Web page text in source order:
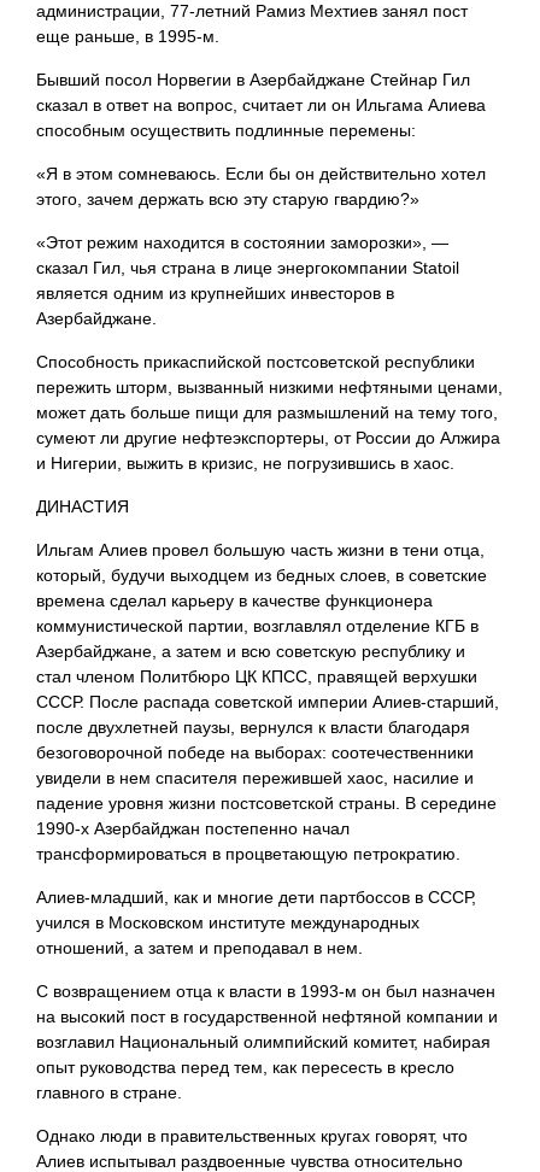
администрации, 77-летний Рамиз Мехтиев занял пост
еще раньше, в 1995-м.
Бывший посол Норвегии в Азербайджане Стейнар Гил
сказал в ответ на вопрос, считает ли он Ильгама Алиева
способным осуществить подлинные перемены:
«Я в этом сомневаюсь. Если бы он действительно хотел
этого, зачем держать всю эту старую гвардию?»
«Этот режим находится в состоянии заморозки», —
сказал Гил, чья страна в лице энергокомпании Statoil
является одним из крупнейших инвесторов в
Азербайджане.
Способность прикаспийской постсоветской республики
пережить шторм, вызванный низкими нефтяными ценами,
может дать больше пищи для размышлений на тему того,
сумеют ли другие нефтеэкспортеры, от России до Алжира
и Нигерии, выжить в кризис, не погрузившись в хаос.
ДИНАСТИЯ
Ильгам Алиев провел большую часть жизни в тени отца,
который, будучи выходцем из бедных слоев, в советские
времена сделал карьеру в качестве функционера
коммунистической партии, возглавлял отделение КГБ в
Азербайджане, а затем и всю советскую республику и
стал членом Политбюро ЦК КПСС, правящей верхушки
СССР. После распада советской империи Алиев-старший,
после двухлетней паузы, вернулся к власти благодаря
безоговорочной победе на выборах: соотечественники
увидели в нем спасителя пережившей хаос, насилие и
падение уровня жизни постсоветской страны. В середине
1990-х Азербайджан постепенно начал
трансформироваться в процветающую петрократию.
Алиев-младший, как и многие дети партбоссов в СССР,
учился в Московском институте международных
отношений, а затем и преподавал в нем.
С возвращением отца к власти в 1993-м он был назначен
на высокий пост в государственной нефтяной компании и
возглавил Национальный олимпийский комитет, набирая
опыт руководства перед тем, как пересесть в кресло
главного в стране.
Однако люди в правительственных кругах говорят, что
Алиев испытывал раздвоенные чувства относительно